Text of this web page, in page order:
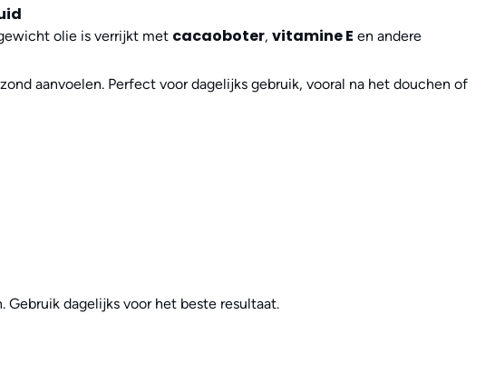
olie is verrijkt met cacaoboter, vitamine E en andere
aanvoelen. Perfect voor dagelijks gebruik, vooral na het douchen of
dagelijks voor het beste resultaat.